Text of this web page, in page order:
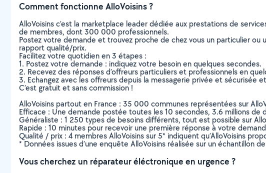
Comment fonctionne AlloVoisins ?
AlloVoisins c’est la marketplace leader dédiée aux prestations de
de membres, dont 300 000 professionnels.
Postez votre demande et trouvez proche de chez vous un particulier
rapport qualité/prix.
Facilitez votre quotidien en 3 étapes :
1. Postez votre demande : indiquez votre besoin en quelques secondes.
2. Recevez des réponses d’offreurs particuliers et professionnels en
3. Echangez avec les offreurs depuis la messagerie privée et sécurisée
C’est gratuit et sans commission !
AlloVoisins partout en France : 35 000 communes représentées sur
Efficace : Une demande postée toutes les 10 secondes, 3.6 millions de
Généraliste : 1 250 types de besoins différents, tout est possible sur
Rapide : 10 minutes pour recevoir une première réponse à votre
Qualité / prix : 4 membres AlloVoisins sur 5* indiquent qu’AlloVoisins
* Données issues d’une enquête AlloVoisins réalisée sur un échantillon
Vous cherchez un réparateur éléctronique en urgence ?